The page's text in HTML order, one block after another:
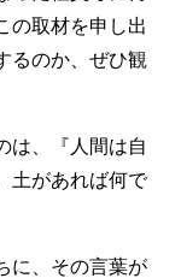
の取材を申し出
るのか、ぜひ観
は、『人間は自
土があれば何で
に、その言葉が